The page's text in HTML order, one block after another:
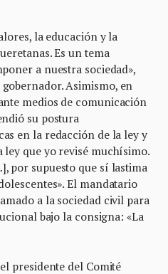
la educación y la
Es un tema
a nuestra sociedad»,
Asimismo, en
medios de comunicación
su postura
en la redacción de la ley y
ley que yo revisé muchísimo.
por supuesto que sí lastima
El mandatario
a la sociedad civil para
bajo la consigna: «La
presidente del Comité